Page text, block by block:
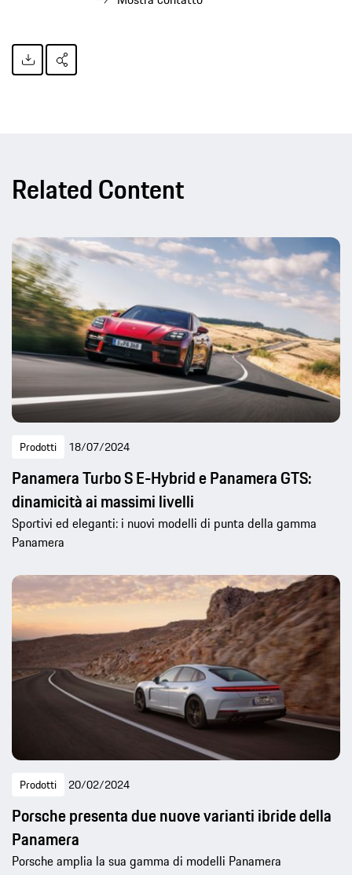
Related Content
Prodotti 18/07/2024
Panamera Turbo S E-Hybrid e Panamera GTS:
dinamicità ai massimi livelli
Sportivi ed eleganti: i nuovi modelli di punta della gamma
Panamera
Prodotti 20/02/2024
Porsche presenta due nuove varianti ibride della
Panamera
Porsche amplia la sua gamma di modelli Panamera